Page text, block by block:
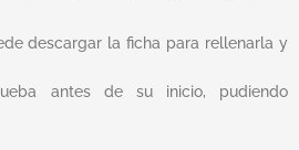
descargar la ficha para rellenarla y
antes de su inicio, pudiendo